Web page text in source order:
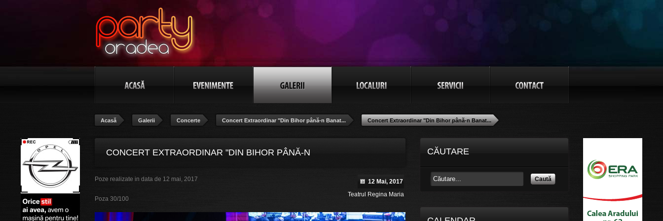
Acasă Galerii Concerte Concert Extraordinar "Din Bihor până-n Banat... Concert Extraordinar "Din Bihor până-n Banat...
CONCERT EXTRAORDINAR "DIN BIHOR PÂNĂ-N
12 Mai, 2017
Teatrul Regina Maria
Poze realizate in data de 12 mai, 2017
Poza 30/100
CĂUTARE
Caută